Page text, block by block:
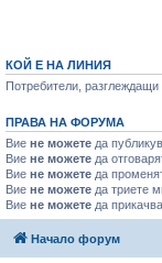
КОЙ Е НА ЛИНИЯ
Потребители,
ПРАВА НА ФОРУМА
Вие не можете да
Вие не можете да
Вие не можете да
Вие не можете да триете
Вие не можете да
Начало форум